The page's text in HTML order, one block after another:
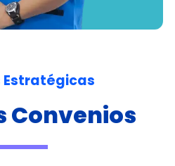
Estratégicas
Convenios